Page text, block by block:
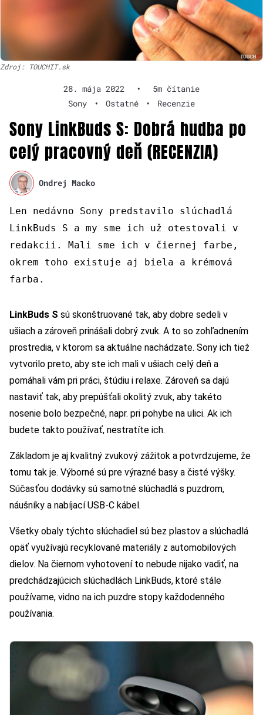
Zdroj: TOUCHIT.sk
28. mája 2022 •
5m čítanie
Sony
• Ostatné • Recenzie
Sony LinkBuds S: Dobrá hudba po
celý pracovný deň (RECENZIA)
Ondrej Macko
Len nedávno Sony predstavilo slúchadlá
LinkBuds S a my sme ich už otestovali v
redakcii . Mali sme ich v čiernej farbe,
okrem toho existuje aj biela a krémová
farba.
LinkBuds S sú skonštruované tak, aby dobre sedeli v
ušiach a zároveň prinášali dobrý zvuk. A to so zohľadnením
prostredia, v ktorom sa aktuálne nachádzate. Sony ich tiež
vytvorilo preto, aby ste ich mali v ušiach celý deň a
pomáhali vám pri práci, štúdiu i relaxe. Zároveň sa dajú
nastaviť tak, aby prepúšťali okolitý zvuk, aby takéto
nosenie bolo bezpečné, napr. pri pohybe na ulici. Ak ich
budete takto používať, nestratíte ich.
Základom je aj kvalitný zvukový zážitok a potvrdzujeme, že
tomu tak je. Výborné sú pre výrazné basy a čisté výšky.
Súčasťou dodávky sú samotné slúchadlá s puzdrom,
náušníky a nabíjací USB-C kábel.
Všetky obaly týchto slúchadiel sú bez plastov a slúchadlá
opäť využívajú recyklované materiály z automobilových
dielov. Na čiernom vyhotovení to nebude nijako vadiť, na
predchádzajúcich slúchadlách LinkBuds, ktoré stále
používame, vidno na ich puzdre stopy každodenného
používania.